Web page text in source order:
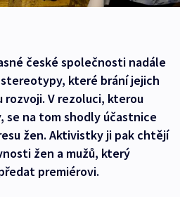
české společnosti nadále
které brání jejich
rozvoji. V rezoluci, kterou
se na tom shodly účastnice
žen. Aktivistky ji pak chtějí
žen a mužů, který
premiérovi.